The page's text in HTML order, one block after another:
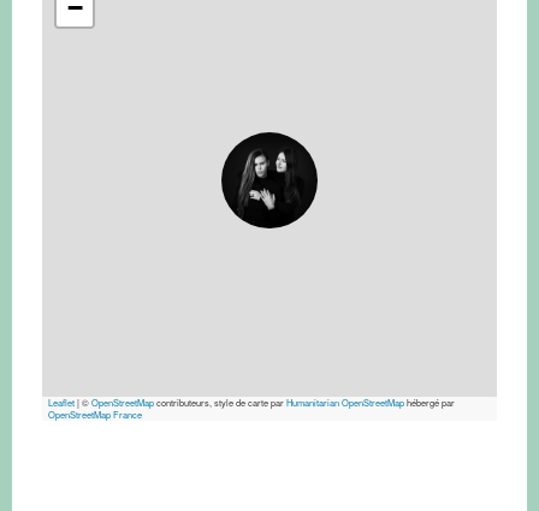
−
Leaflet|©OpenStreetMapcontributeurs, style de carte parHumanitarian OpenStreetMaphébergé par
OpenStreetMap France